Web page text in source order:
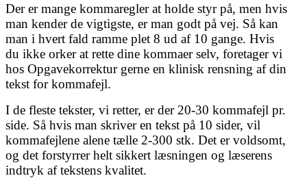
Der er mange kommaregler at holde styr på, men hvis
man kender de vigtigste, er man godt på vej. Så kan
man i hvert fald ramme plet 8 ud af 10 gange. Hvis
du ikke orker at rette dine kommaer selv, foretager vi
hos Opgavekorrektur gerne en klinisk rensning af din
tekst for kommafejl.
I de fleste tekster, vi retter, er der 20-30 kommafejl pr.
side. Så hvis man skriver en tekst på 10 sider, vil
kommafejlene alene tælle 2-300 stk. Det er voldsomt,
og det forstyrrer helt sikkert læsningen og læserens
indtryk af tekstens kvalitet.